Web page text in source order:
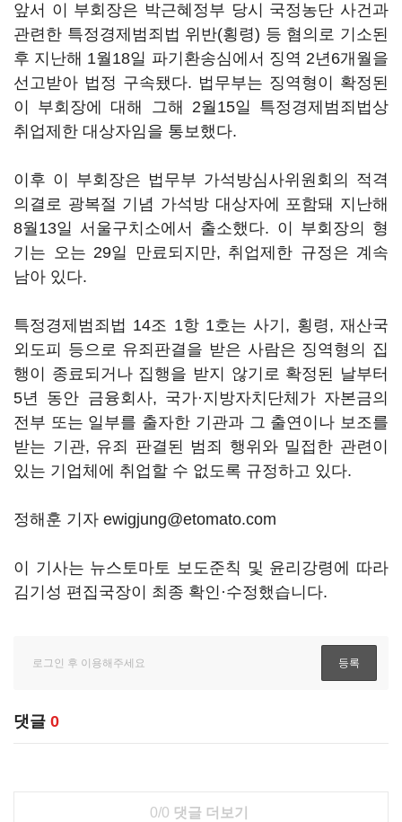
앞서 이 부회장은 박근혜정부 당시 국정농단 사건과
관련한 특정경제범죄법 위반(횡령) 등 혐의로 기소된
후 지난해 1월18일 파기환송심에서 징역 2년6개월을
선고받아 법정 구속됐다. 법무부는 징역형이 확정된
이 부회장에 대해 그해 2월15일 특정경제범죄법상
취업제한 대상자임을 통보했다.
이후 이 부회장은 법무부 가석방심사위원회의 적격
의결로 광복절 기념 가석방 대상자에 포함돼 지난해
8월13일 서울구치소에서 출소했다. 이 부회장의 형
기는 오는 29일 만료되지만, 취업제한 규정은 계속
남아 있다.
특정경제범죄법 14조 1항 1호는 사기, 횡령, 재산국
외도피 등으로 유죄판결을 받은 사람은 징역형의 집
행이 종료되거나 집행을 받지 않기로 확정된 날부터
5년 동안 금융회사, 국가·지방자치단체가 자본금의
전부 또는 일부를 출자한 기관과 그 출연이나 보조를
받는 기관, 유죄 판결된 범죄 행위와 밀접한 관련이
있는 기업체에 취업할 수 없도록 규정하고 있다.
정해훈 기자 ewigjung@etomato.com
이 기사는 뉴스토마토 보도준칙 및 윤리강령에 따라
김기성 편집국장이 최종 확인·수정했습니다.
댓글 0
0/0 댓글 더보기